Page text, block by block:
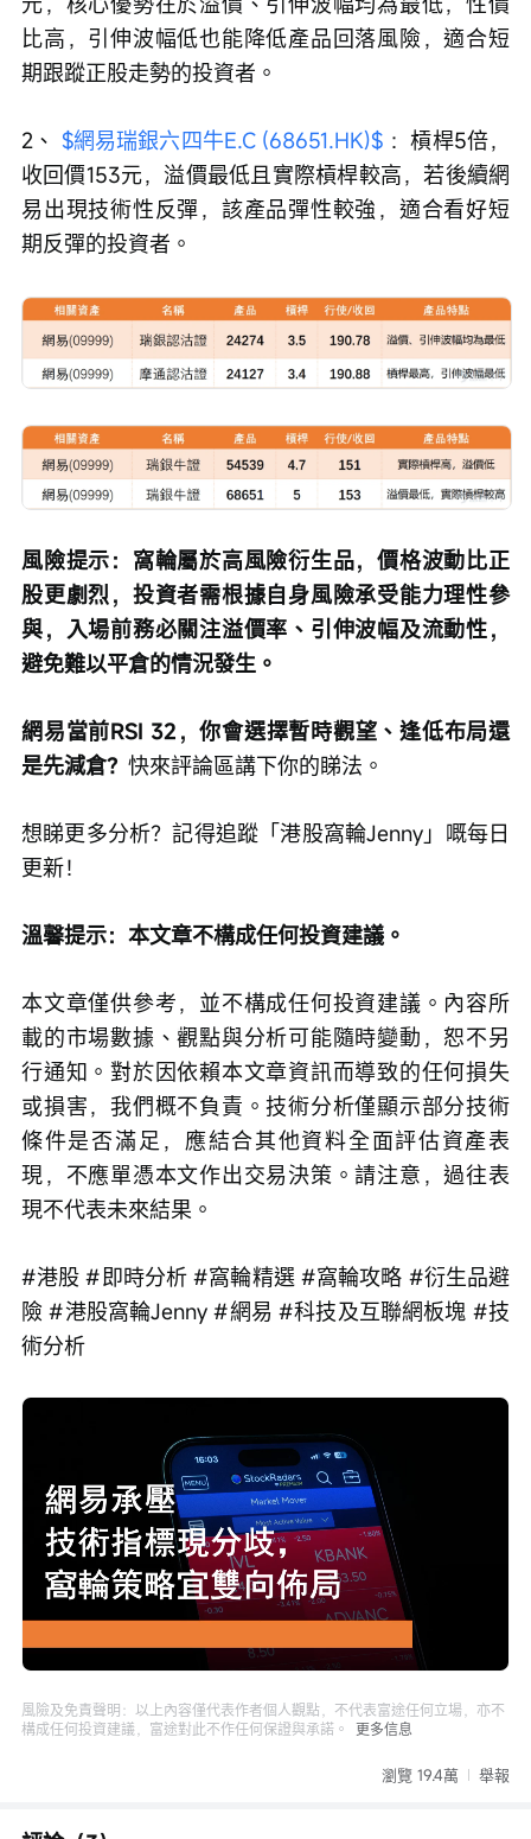
比高，引伸波幅低也能降低產品回落風險，適合短
期跟蹤正股走勢的投資者。
2、 $網易瑞銀六四牛E.C (68651.HK)$ ：槓桿5倍，
收回價153元，溢價最低且實際槓桿較高，若後續網
易出現技術性反彈，該產品彈性較強，適合看好短
期反彈的投資者。
風險提示：窩輪屬於高風險衍生品，價格波動比正
股更劇烈，投資者需根據自身風險承受能力理性參
與，入場前務必關注溢價率、引伸波幅及流動性，
避免難以平倉的情況發生。
網易當前RSI 32，你會選擇暫時觀望、逢低布局還
是先減倉？ 快來評論區講下你的睇法。
想睇更多分析？記得追蹤「港股窩輪Jenny」嘅每日
更新！
溫馨提示：本文章不構成任何投資建議。
本文章僅供參考，並不構成任何投資建議。內容所
載的市場數據、觀點與分析可能隨時變動，恕不另
行通知。對於因依賴本文章資訊而導致的任何損失
或損害，我們概不負責。技術分析僅顯示部分技術
條件是否滿足，應結合其他資料全面評估資產表
現，不應單憑本文作出交易決策。請注意，過往表
現不代表未來結果。
#港股 #即時分析 #窩輪精選 #窩輪攻略 #衍生品避
險 #港股窩輪Jenny #網易 #科技及互聯網板塊 #技
術分析
消 /
0%
0%
放
度
風險及免責聲明：以上內容僅代表作者個人觀點，不代表富途任何立場，亦不
構成任何投資建議，富途對此不作任何保證與承諾。
更多信息
瀏覽 19.4萬 舉報